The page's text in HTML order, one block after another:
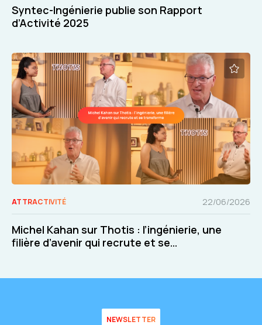
Syntec-Ingénierie publie son Rapport
d’Activité 2025
ATTRACTIVITÉ 22/06/2026
Michel Kahan sur Thotis : l’ingénierie, une
filière d’avenir qui recrute et se
NEWSLETTER